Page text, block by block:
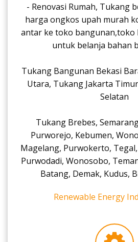
- Renovasi Rumah, Tukang
harga ongkos upah murah
antar ke toko bangunan,toko
untuk belanja bahan
Tukang Bangunan Bekasi
Utara, Tukang Jakarta
Selatan
Tukang Brebes,
Purworejo, Kebumen,
Magelang, Purwokerto,
Purwodadi, Wonosobo,
Batang, Demak, Kudus,
Renewable Energy